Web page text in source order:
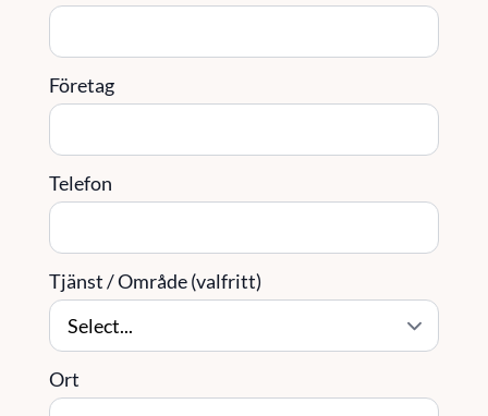
Företag
Telefon
Tjänst / Område (valfritt)
Ort